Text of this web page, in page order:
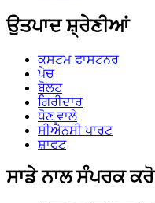
ਉਤਪਾਦ ਸ਼੍ਰੇਣੀਆਂ
ਕਸਟਮ ਫਾਸਟਨਰ
ਪੇਚ
ਬੋਲਟ
ਗਿਰੀਦਾਰ
ਧੋਣ ਵਾਲੇ
ਸੀਐਨਸੀ ਪਾਰਟ
ਸ਼ਾਫਟ
ਸਾਡੇ ਨਾਲ ਸੰਪਰਕ ਕਰੋ